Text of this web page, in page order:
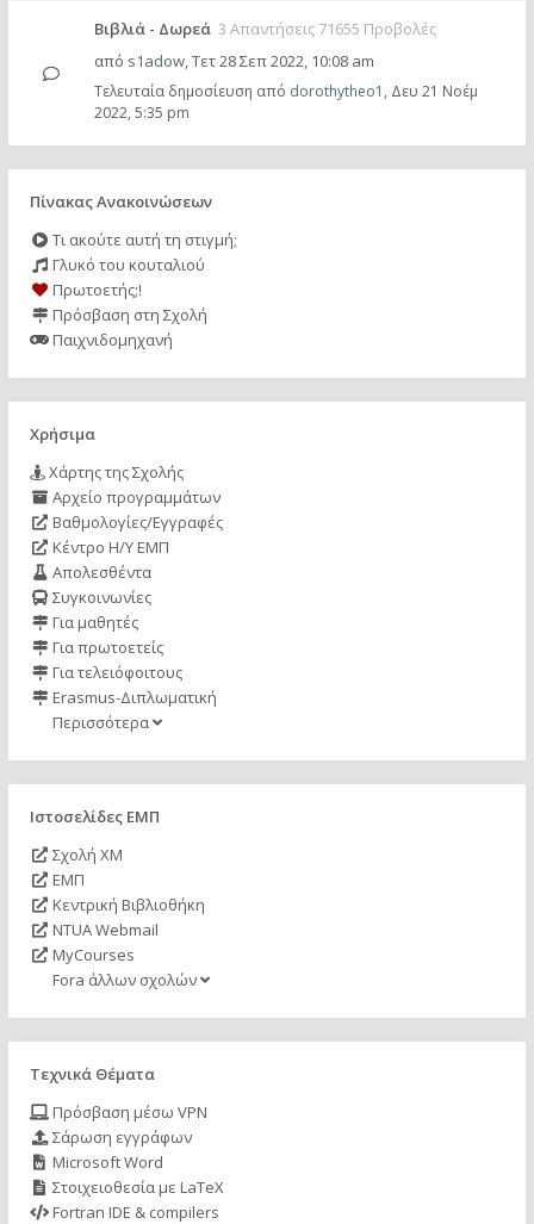
Βιβλιά - Δωρεά 3 Απαντήσεις 71655 Προβολές
από s1adow,Τετ 28 Σεπ 2022, 10:08 am
Τελευταία δημοσίευση από dorothytheo1 , Δευ 21 Νοέμ
2022, 5:35 pm
Πίνακας Ανακοινώσεων
Τι ακούτε αυτή τη στιγμή;
Γλυκό του κουταλιού
Πρωτοετής;!
Πρόσβαση στη Σχολή
Παιχνιδομηχανή
Χρήσιμα
Χάρτης της Σχολής
Αρχείο προγραμμάτων
Βαθμολογίες/Εγγραφές
Κέντρο Η/Υ ΕΜΠ
Απολεσθέντα
Συγκοινωνίες
Για μαθητές
Για πρωτοετείς
Για τελειόφοιτους
Erasmus-Διπλωματική
Περισσότερα
Ιστοσελίδες ΕΜΠ
Σχολή ΧΜ
ΕΜΠ
Κεντρική Βιβλιοθήκη
NTUA Webmail
MyCourses
Fora άλλων σχολών
Τεχνικά Θέματα
Πρόσβαση μέσω VPN
Σάρωση εγγράφων
Microsoft Word
Στοιχειοθεσία με LaTeX
Fortran IDE & compilers